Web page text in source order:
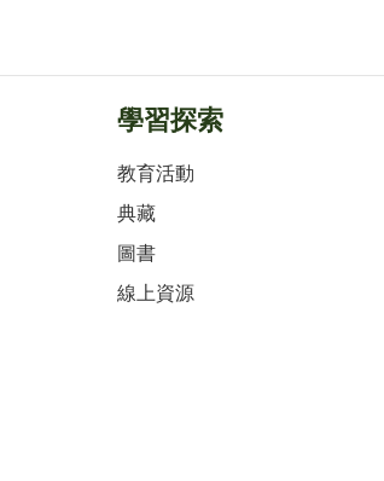
學習探索
教育活動
典藏
圖書
線上資源